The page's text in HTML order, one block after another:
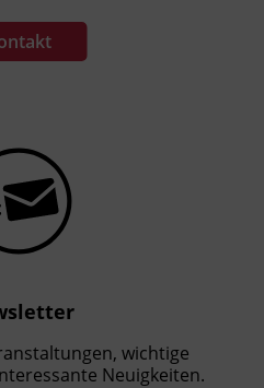
wichtige
Neuigkeiten.